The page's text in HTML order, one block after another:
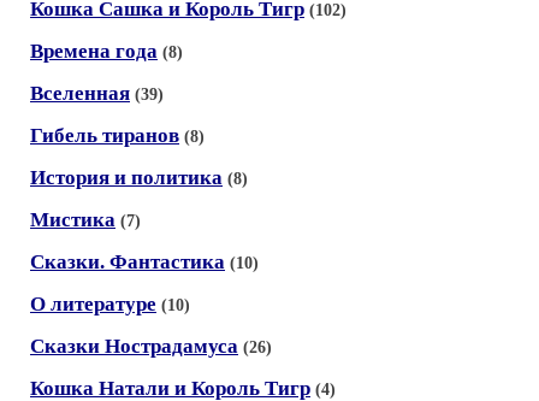
Кошка Сашка и Король Тигр (102)
Времена года (8)
Вселенная (39)
Гибель тиранов (8)
История и политика (8)
Мистика (7)
Сказки. Фантастика (10)
О литературе (10)
Сказки Нострадамуса (26)
Кошка Натали и Король Тигр (4)